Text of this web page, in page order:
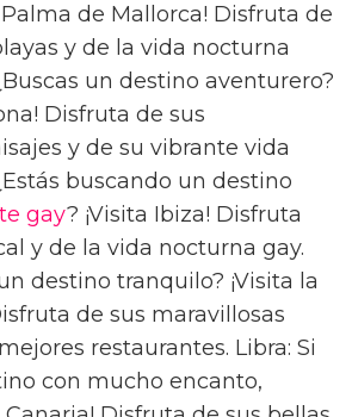
de Mallorca! Disfruta de
y de la vida nocturna
un destino aventurero?
Disfruta de sus
y de su vibrante vida
buscando un destino
gay? ¡Visita Ibiza! Disfruta
y de la vida nocturna gay.
destino tranquilo? ¡Visita la
de sus maravillosas
restaurantes. Libra: Si
con mucho encanto,